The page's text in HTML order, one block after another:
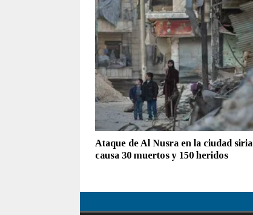
Ataque de Al Nusra en la ciudad
causa 30 muertos y 150 heridos